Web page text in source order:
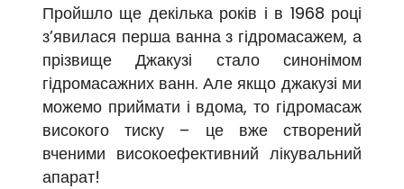
Пройшло ще декілька років і в 1968 році
з’явилася перша ванна з гідромасажем, а
прізвище Джакузі стало синонімом
гідромасажних ванн. Але якщо джакузі ми
можемо приймати і вдома, то гідромасаж
високого тиску – це вже створений
вченими високоефективний лікувальний
апарат!